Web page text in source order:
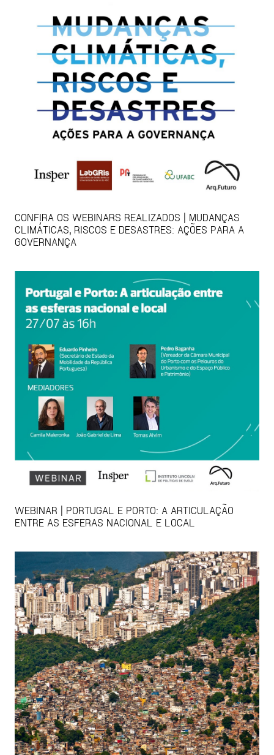
CONFIRA OS WEBINARS REALIZADOS | MUDANÇAS
CLIMÁTICAS, RISCOS E DESASTRES: AÇÕES PARA A
GOVERNANÇA
WEBINAR | PORTUGAL E PORTO: A ARTICULAÇÃO
ENTRE AS ESFERAS NACIONAL E LOCAL